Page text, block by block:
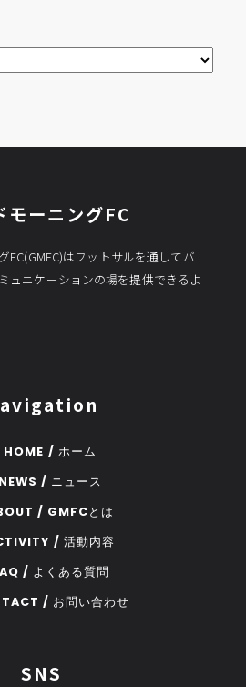
モーニングFC
FC(GMFC)はフットサルを通してバ
ュニケーションの場を提供できるよ
HOME / ホーム
NEWS / ニュース
/ GMFCとは
/ 活動内容
/ よくある質問
/ お問い合わせ
SNS